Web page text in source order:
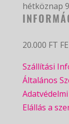
hétköznap
20.000 FT
Szállítási
Általános
Elállás a